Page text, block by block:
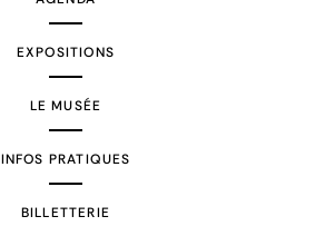
EXPOSITIONS
LE MUSÉE
INFOS PRATIQUES
BILLETTERIE